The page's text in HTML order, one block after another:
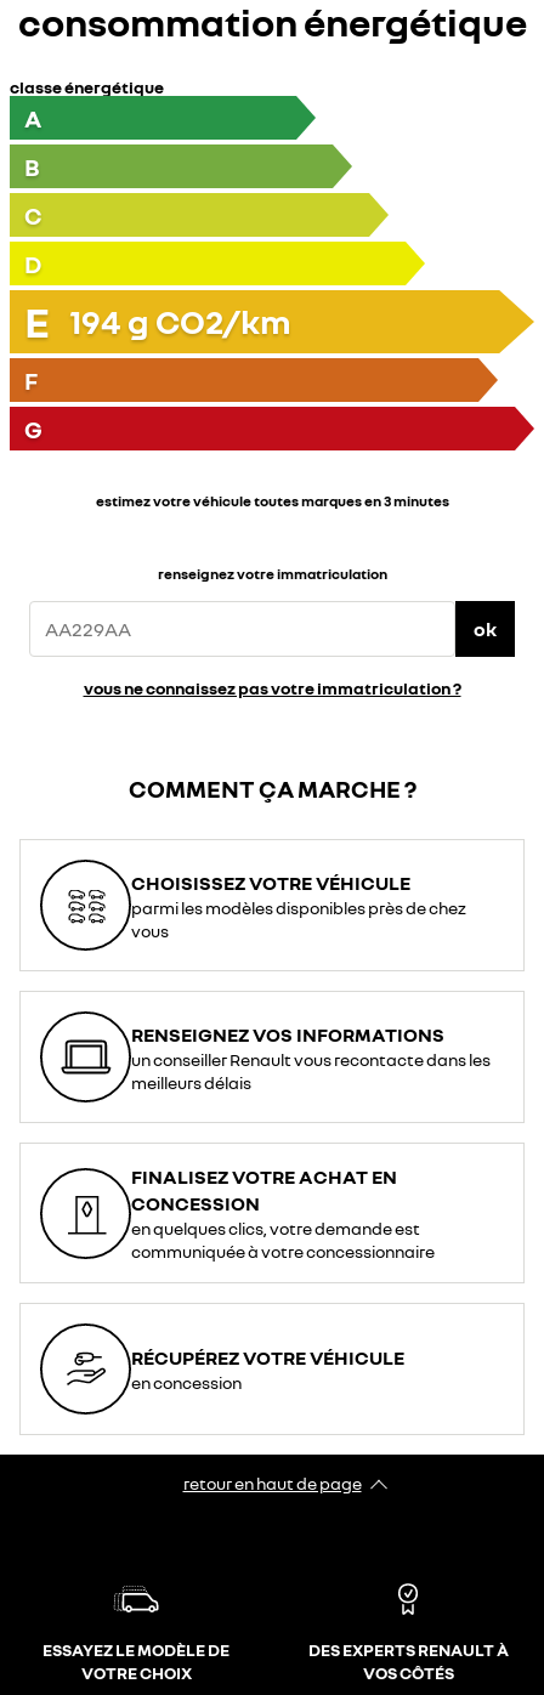
consommation énergétique
classe énergétique
A
B
C
D
E 194 g CO2/km
F
G
estimez votre véhicule toutes marques en 3 minutes
renseignez votre immatriculation
ok
vous ne connaissez pas votre immatriculation ?
COMMENT ÇA MARCHE ?
CHOISISSEZ VOTRE VÉHICULE
parmi les modèles disponibles près de chez
vous
RENSEIGNEZ VOS INFORMATIONS
un conseiller Renault vous recontacte dans les
meilleurs délais
FINALISEZ VOTRE ACHAT EN
CONCESSION
en quelques clics, votre demande est
communiquée à votre concessionnaire
RÉCUPÉREZ VOTRE VÉHICULE
en concession
retour en haut de page​
ESSAYEZ LE MODÈLE DE
VOTRE CHOIX
DES EXPERTS RENAULT À
VOS CÔTÉS